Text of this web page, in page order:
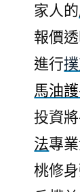
家人的
報價
進行
馬油
投資
法專
桃修